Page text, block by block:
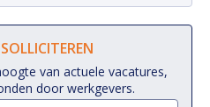
van actuele vacatures,
door werkgevers.